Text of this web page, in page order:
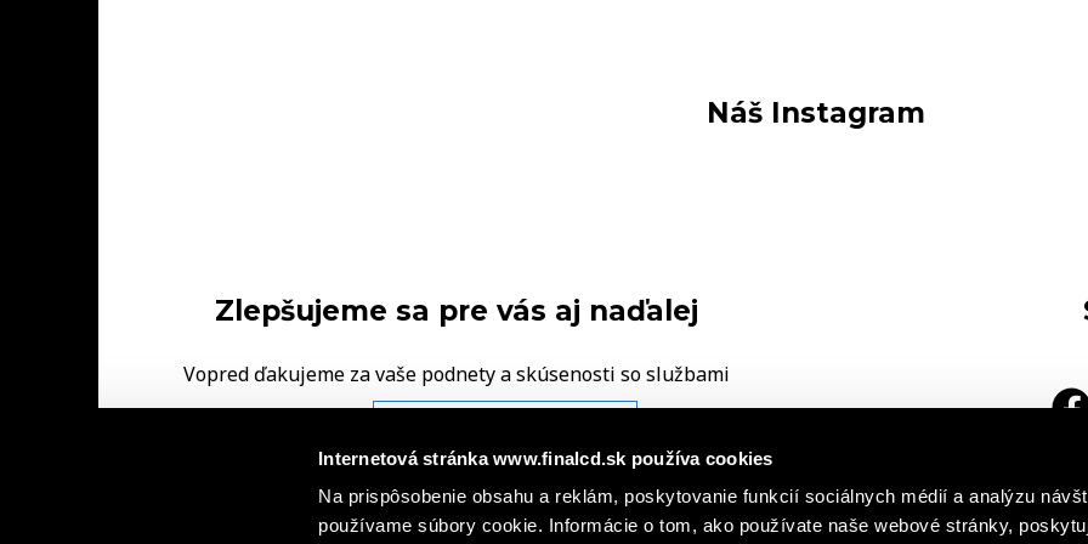
Internetová stránka www.finalcd.sk používa cookies
Na prispôsobenie obsahu a reklám, poskytovanie funkcií sociálnych médií a analýzu
používame súbory cookie. Informácie o tom, ako používate naše webové stránky,
Náš Instagram
Zlepšujeme sa pre vás aj naďalej
Vopred ďakujeme za vaše podnety a skúsenosti so službami
Ochrana osobných údajov |Informácie o kamerových záznamoch|Základné časti
dohody spoločných prevádzkovateľov|Informácie o súboroch cookies